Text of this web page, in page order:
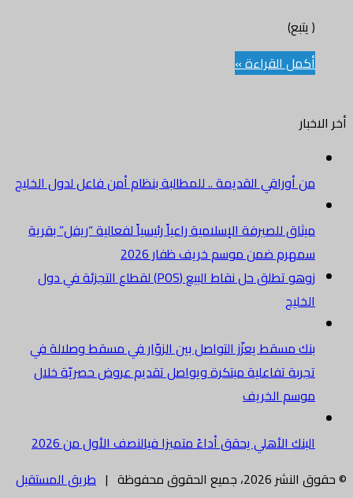
( يتبع)
أكمل القراءة »
أخر الاخبار
من أوراقي القديمة .. للمطالبة بنظام أمن فاعل لدول الخليج
ميثاق للصيرفة الإسلامية راعياً رئيسياً لفعالية “ريفل” بقرية
سمهرم ضمن موسم خريف ظفار 2026
زوهو تطلق حل نقاط البيع (POS) لقطاع التجزئة في دول
الخليج
بنك مسقط يعزّز التواصل بين الزوّار في مسقط وصلالة في
تجربة تفاعلية مبتكرة ويواصل تقديم عروض حصريّة خلال
موسم الخريف
البنك الأهلي يحقق أداءً متميزا فيالنصف الأول من 2026
© حقوق النشر 2026، جميع الحقوق محفوظة |
طريق المستقبل